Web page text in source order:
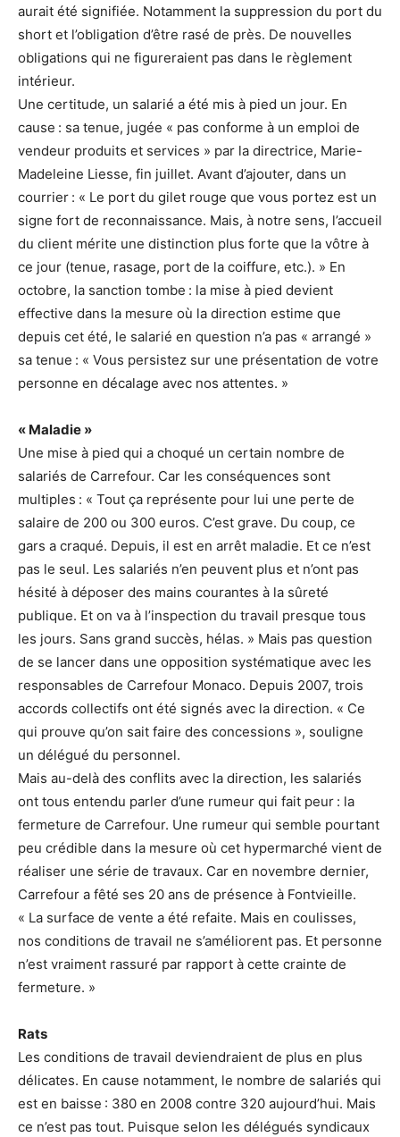
aurait été signifiée. Notamment la suppression du port du
short et l’obligation d’être rasé de près. De nouvelles
obligations qui ne figureraient pas dans le règlement
intérieur.
Une certitude, un salarié a été mis à pied un jour. En
cause : sa tenue, jugée « pas conforme à un emploi de
vendeur produits et services » par la directrice, Marie-
Madeleine Liesse, fin juillet. Avant d’ajouter, dans un
courrier : « Le port du gilet rouge que vous portez est un
signe fort de reconnaissance. Mais, à notre sens, l’accueil
du client mérite une distinction plus forte que la vôtre à
ce jour (tenue, rasage, port de la coiffure, etc.). » En
octobre, la sanction tombe : la mise à pied devient
effective dans la mesure où la direction estime que
depuis cet été, le salarié en question n’a pas « arrangé »
sa tenue : « Vous persistez sur une présentation de votre
personne en décalage avec nos attentes. »
« Maladie »
Une mise à pied qui a choqué un certain nombre de
salariés de Carrefour. Car les conséquences sont
multiples : « Tout ça représente pour lui une perte de
salaire de 200 ou 300 euros. C’est grave. Du coup, ce
gars a craqué. Depuis, il est en arrêt maladie. Et ce n’est
pas le seul. Les salariés n’en peuvent plus et n’ont pas
hésité à déposer des mains courantes à la sûreté
publique. Et on va à l’inspection du travail presque tous
les jours. Sans grand succès, hélas. » Mais pas question
de se lancer dans une opposition systématique avec les
responsables de Carrefour Monaco. Depuis 2007, trois
accords collectifs ont été signés avec la direction. « Ce
qui prouve qu’on sait faire des concessions », souligne
un délégué du personnel.
Mais au-delà des conflits avec la direction, les salariés
ont tous entendu parler d’une rumeur qui fait peur : la
fermeture de Carrefour. Une rumeur qui semble pourtant
peu crédible dans la mesure où cet hypermarché vient de
réaliser une série de travaux. Car en novembre dernier,
Carrefour a fêté ses 20 ans de présence à Fontvieille.
« La surface de vente a été refaite. Mais en coulisses,
nos conditions de travail ne s’améliorent pas. Et personne
n’est vraiment rassuré par rapport à cette crainte de
fermeture. »
Rats
Les conditions de travail deviendraient de plus en plus
délicates. En cause notamment, le nombre de salariés qui
est en baisse : 380 en 2008 contre 320 aujourd’hui. Mais
ce n’est pas tout. Puisque selon les délégués syndicaux